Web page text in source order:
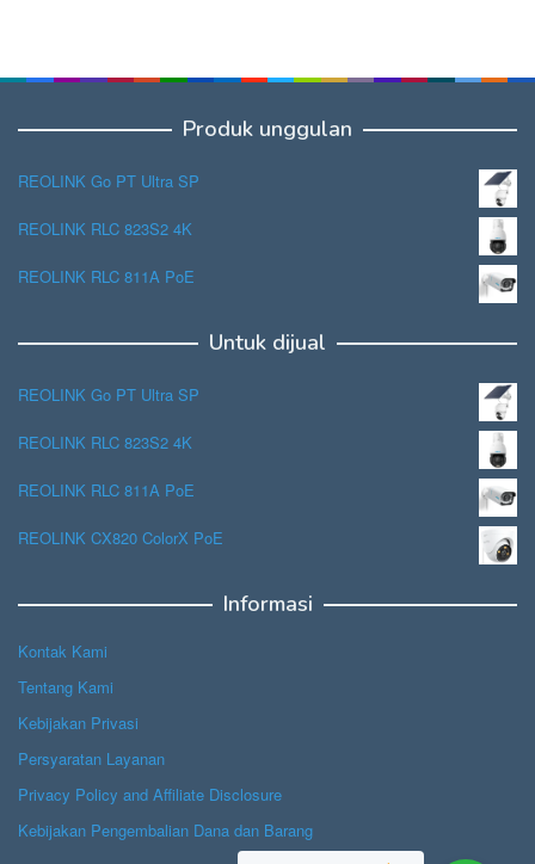
Produk unggulan
REOLINK Go PT Ultra SP
REOLINK RLC 823S2 4K
REOLINK RLC 811A PoE
Untuk dijual
REOLINK Go PT Ultra SP
REOLINK RLC 823S2 4K
REOLINK RLC 811A PoE
REOLINK CX820 ColorX PoE
Informasi
Kontak Kami
Tentang Kami
Kebijakan Privasi
Persyaratan Layanan
Privacy Policy and Affiliate Disclosure
Kebijakan Pengembalian Dana dan Barang